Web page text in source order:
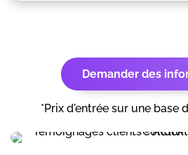
Demander des
*Prix d'entrée sur une base